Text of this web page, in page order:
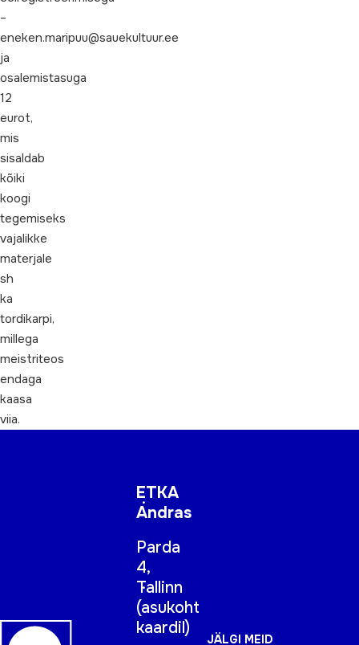
–
eneken.maripuu@sauekultuur.ee
ja
osalemistasuga
12
eurot,
mis
sisaldab
kõiki
koogi
tegemiseks
vajalikke
materjale
sh
ka
tordikarpi,
millega
meistriteos
endaga
kaasa
viia.
ETKA
Andras
Parda
4,
Tallinn
(asukoht
kaardil)
JÄLGI MEID